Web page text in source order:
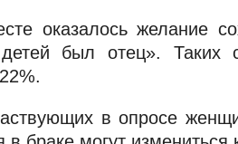
оказалось желание
был отец». Таких
в опросе